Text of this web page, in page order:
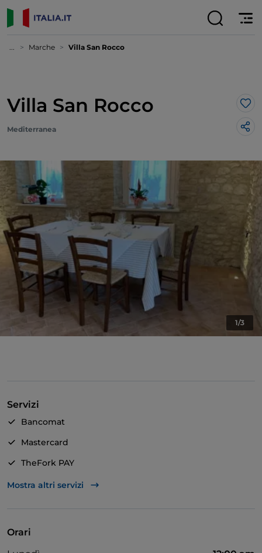
... Marche Villa San Rocco
Villa San Rocco
Mediterranea
1/3
Servizi
Bancomat
Mastercard
TheFork PAY
Unionpay via TheFork PAY
Mostra altri servizi
Orari